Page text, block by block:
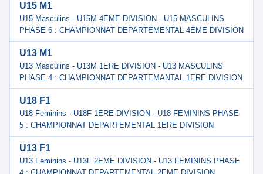
U15 M1
U15 Masculins - U15M 4EME DIVISION - U15 MASCULINS
PHASE 6 : CHAMPIONNAT DEPARTEMENTAL 4EME DIVISION
U13 M1
U13 Masculins - U13M 1ERE DIVISION - U13 MASCULINS
PHASE 4 : CHAMPIONNAT DEPARTEMANTAL 1ERE DIVISION
U18 F1
U18 Feminins - U18F 1ERE DIVISION - U18 FEMININS PHASE
5 : CHAMPIONNAT DEPARTEMENTAL 1ERE DIVISION
U13 F1
U13 Feminins - U13F 2EME DIVISION - U13 FEMININS PHASE